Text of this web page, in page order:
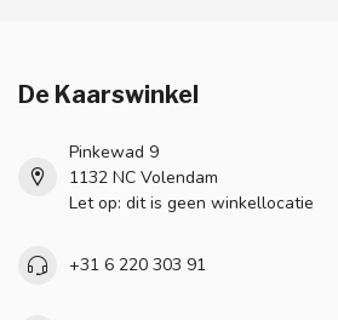
De Kaarswinkel
Pinkewad 9
1132 NC Volendam
Let op: dit is geen winkellocatie
+31 6 220 303 91